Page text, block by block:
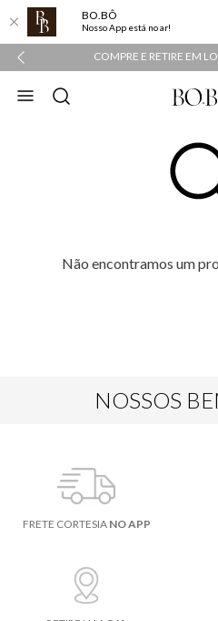
BO.BÔ
Nosso App está no ar!
COMPRE E RETIRE EM
Não encontramos um
NOSSOS
FRETE CORTESIA NO APP